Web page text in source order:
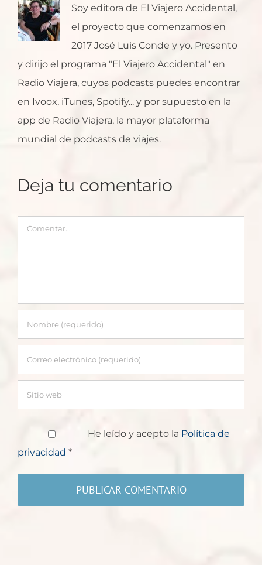
Soy editora de El Viajero Accidental,
el proyecto que comenzamos en
2017 José Luis Conde y yo. Presento
y dirijo el programa "El Viajero Accidental" en
Radio Viajera, cuyos podcasts puedes encontrar
en Ivoox, iTunes, Spotify... y por supuesto en la
app de Radio Viajera, la mayor plataforma
mundial de podcasts de viajes.
Deja tu comentario
Comentar
He leído y acepto la Política de
privacidad *